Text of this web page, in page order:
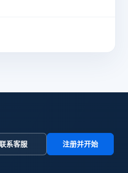
系客服 注册并开始